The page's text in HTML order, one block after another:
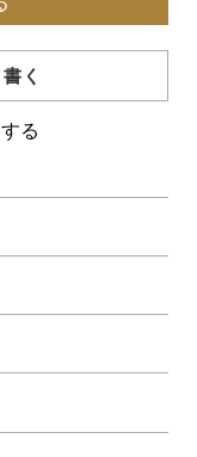
く
る
どを素早く取り除
、しっとりなめら
るおいを保ちま